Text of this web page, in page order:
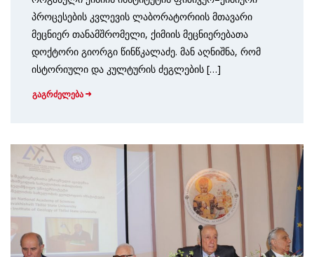
პროცესების კვლევის ლაბორატორიის მთავარი
მეცნიერ თანამშრომელი, ქიმიის მეცნიერებათა
დოქტორი გიორგი წინწკალაძე. მან აღნიშნა, რომ
ისტორიული და კულტურის ძეგლების […]
გაგრძელება